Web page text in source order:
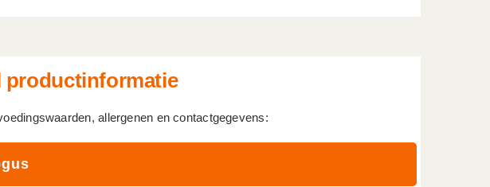
productinformatie
allergenen en contactgegevens: